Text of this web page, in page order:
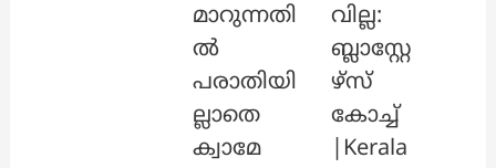
മാറുന്നതി
ൽ
പരാതിയി
ല്ലാതെ
ക്വാമേ
വില്ല:
ബ്ലാസ്റ്റേ
ഴ്സ്
കോച്ച്
|Kerala